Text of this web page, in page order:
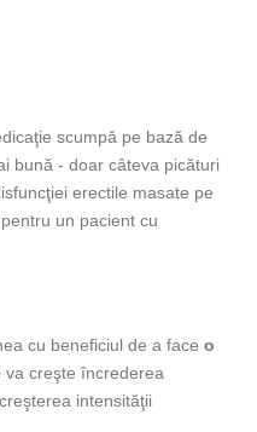
scumpă pe bază de
bună - doar câteva picături
erectile masate pe
pentru un pacient cu
cu beneficiul de a face o
va creşte încrederea
intensităţii